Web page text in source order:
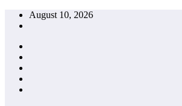
Skip
August 10, 2026